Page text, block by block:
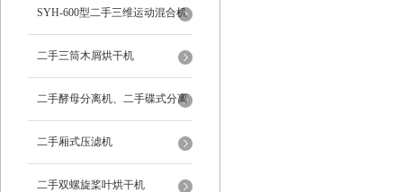
SYH-600型二手三维运动混合机
二手三筒木屑烘干机
二手酵母分离机、二手碟式分离
机
二手厢式压滤机
二手双螺旋桨叶烘干机